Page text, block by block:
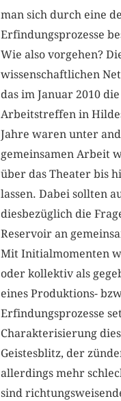
man sich durch eine
Erfindungsprozesse
Wie also vorgehen?
wissenschaftlichen
das im Januar 2010
Arbeitstreffen in
Jahre waren unter
gemeinsamen Arbeit
über das Theater bis
lassen. Dabei sollten
diesbezüglich die
Reservoir an
Mit Initialmomenten
oder kollektiv als
eines Produktions-
Erfindungsprozesse
Charakterisierung
Geistesblitz, der
allerdings mehr
sind